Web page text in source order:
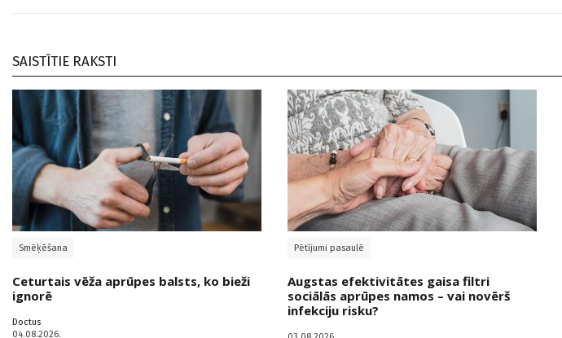
SAISTĪTIE RAKSTI
Smēķēšana
Ceturtais vēža aprūpes balsts, ko bieži
ignorē
Doctus
04.08.2026.
Pētījumi pasaulē
Augstas efektivitātes gaisa filtri
sociālās aprūpes namos – vai novērš
infekciju risku?